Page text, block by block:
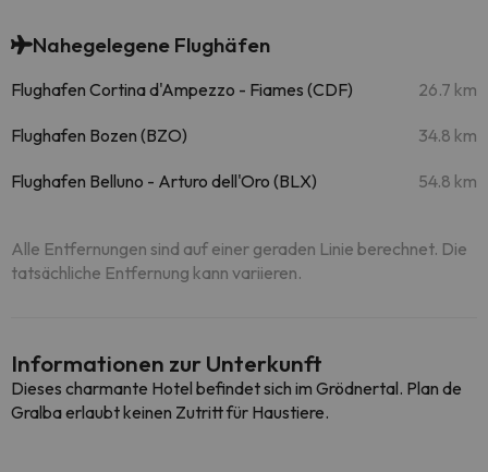
Nahegelegene Flughäfen
Flughafen Cortina d'Ampezzo - Fiames (CDF) 26.7 km
Flughafen Bozen (BZO) 34.8 km
Flughafen Belluno - Arturo dell'Oro (BLX) 54.8 km
Alle Entfernungen sind auf einer geraden Linie berechnet. Die
tatsächliche Entfernung kann variieren.
Informationen zur Unterkunft
Dieses charmante Hotel befindet sich im Grödnertal. Plan de
Gralba erlaubt keinen Zutritt für Haustiere.